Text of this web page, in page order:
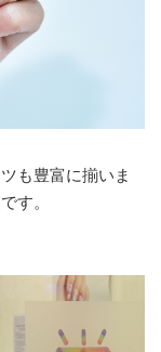
も豊富に揃いま
す。